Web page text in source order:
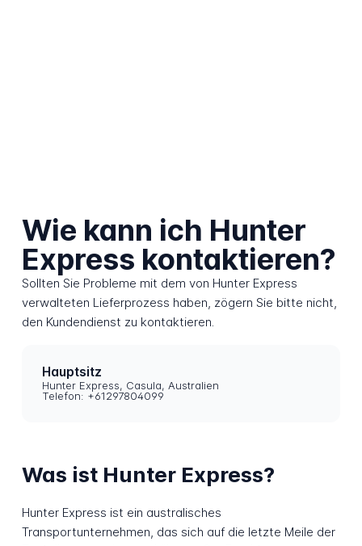
Wie kann ich Hunter
Express kontaktieren?
Sollten Sie Probleme mit dem von Hunter Express
verwalteten Lieferprozess haben, zögern Sie bitte nicht,
den Kundendienst zu kontaktieren.
Hauptsitz
Hunter Express, Casula, Australien
Telefon: +61297804099
Was ist Hunter Express?
Hunter Express ist ein australisches
Transportunternehmen, das sich auf die letzte Meile der